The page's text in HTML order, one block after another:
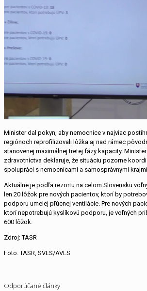
Minister dal pokyn, aby nemocnice v najviac
regiónoch reprofilizovali lôžka aj nad rámec
stanovenej maximálnej tretej fázy kapacity.
zdravotníctva deklaruje, že situáciu pozorne
spolupráci s nemocnicami a samosprávnymi
Aktuálne je podľa rezortu na celom Slovensku
len 20 lôžok pre nových pacientov, ktorí by
podporu umelej pľúcnej ventilácie. Pre nových
ktorí nepotrebujú kyslíkovú podporu, je voľných
600 lôžok.
Zdroj: TASR
Foto: TASR, SVLS/AVLS
Odporúčané články